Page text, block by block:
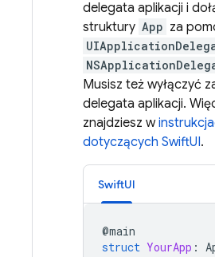
delegata aplikacji i
struktury App za
Musisz też wyłączyć
delegata aplikacji.
znajdziesz w
dotyczących SwiftUI.
SwiftUI
@main
struct YourApp :